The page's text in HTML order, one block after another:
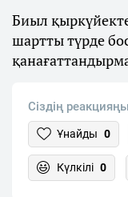
Биыл
шартты түрде
Сіздің
Ұнайды 0
Күлкілі 0